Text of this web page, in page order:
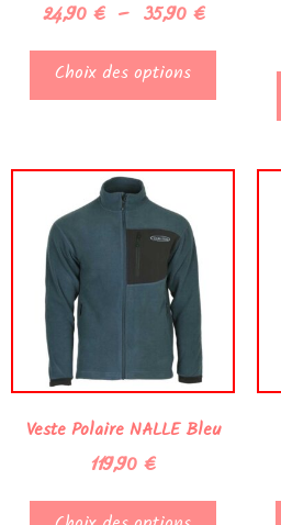
24,90 € – 35,90 €
Choix des options
Veste Polaire NALLE Bleu
119,90 €